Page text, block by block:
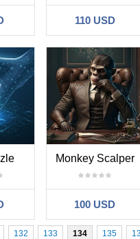
110 USD
Monkey Scalper
100 USD
132 133 134 135